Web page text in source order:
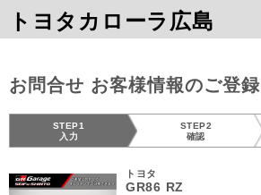
トヨタカローラ広島
お問合せ お客様情報のご登録
STEP1
入力
STEP2
確認
トヨタ
GR86 RZ